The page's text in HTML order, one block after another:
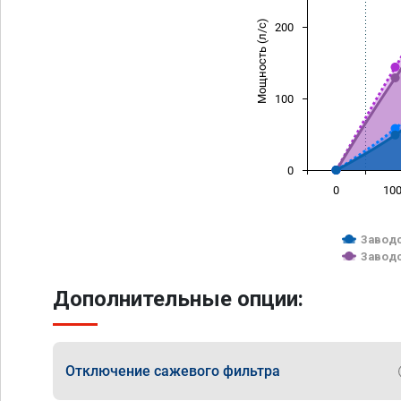
Мощность (л/с)
0
0
100
200
Дополнительные опции:
Отключение сажевого фильтра